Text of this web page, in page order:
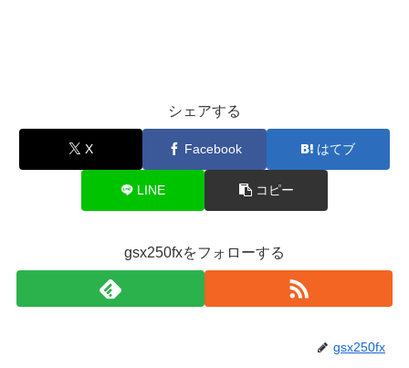
シェアする
X Facebook はてブ
LINE コピー
gsx250fxをフォローする
gsx250fx